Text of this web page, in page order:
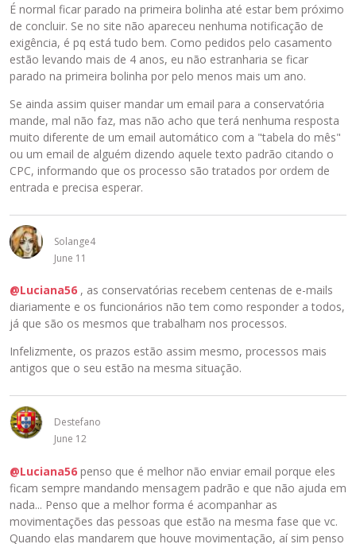
É normal ficar parado na primeira bolinha até estar bem próximo
de concluir. Se no site não apareceu nenhuma notificação de
exigência, é pq está tudo bem. Como pedidos pelo casamento
estão levando mais de 4 anos, eu não estranharia se ficar
parado na primeira bolinha por pelo menos mais um ano.
Se ainda assim quiser mandar um email para a conservatória
mande, mal não faz, mas não acho que terá nenhuma resposta
muito diferente de um email automático com a "tabela do mês"
ou um email de alguém dizendo aquele texto padrão citando o
CPC, informando que os processo são tratados por ordem de
entrada e precisa esperar.
Solange4
June 11
@Luciana56 , as conservatórias recebem centenas de e-mails
diariamente e os funcionários não tem como responder a todos,
já que são os mesmos que trabalham nos processos.
Infelizmente, os prazos estão assim mesmo, processos mais
antigos que o seu estão na mesma situação.
Destefano
June 12
@Luciana56 penso que é melhor não enviar email porque eles
ficam sempre mandando mensagem padrão e que não ajuda em
nada... Penso que a melhor forma é acompanhar as
movimentações das pessoas que estão na mesma fase que vc.
Quando elas mandarem que houve movimentação, aí sim penso